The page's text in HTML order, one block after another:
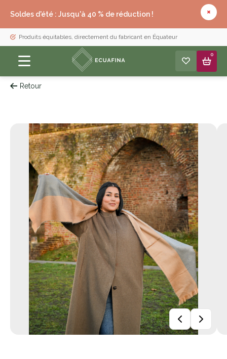
Soldes d'été : Jusqu'à 40 % de réduction !
Produits équitables, directement du fabricant en Équateur
0
Retour